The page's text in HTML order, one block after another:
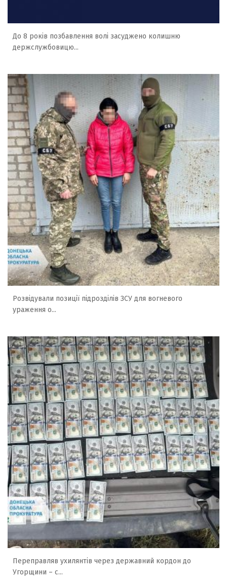
До 8 років позбавлення волі засуджено колишню
держслужбовицю...
Розвідували позиції підрозділів ЗСУ для вогневого
ураження о...
Переправляв ухилянтів через державний кордон до
Угорщини – с...